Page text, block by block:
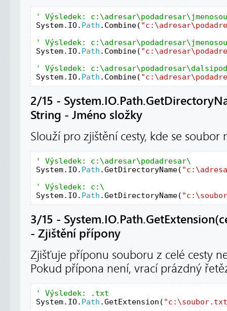
System.IO. Path .Combine(
System.IO. Path .Combine(
'
System.IO. Path .Combine(
2/15 -
String - Jméno složky
Slouží pro zjištění cesty, kde se soubor
System.IO. Path .GetDirectoryName(
System.IO. Path .GetDirectoryName(
3/15 -
- Zjištění přípony
Zjišťuje příponu souboru z celé cesty
Pokud přípona není, vrací prázdný
System.IO. Path .GetExtension(